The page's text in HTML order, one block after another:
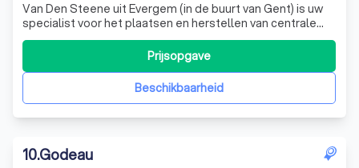
Van Den Steene uit Evergem (in de buurt van Gent) is uw
specialist voor het plaatsen en herstellen van centrale
verwarming (inclusief vloerverwarming en
wandverwarming) en gaswandketels. Al meer dan 19 jaar
zijn wij een gevestigde waarde binnen deze sector. Wij
staan bekend voor onze uitstekende afw
Beschikbaarheid
Prijsopgave
10.Godeau